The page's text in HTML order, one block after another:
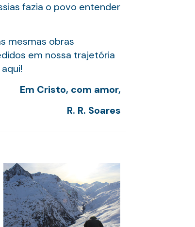
fazia o povo entender
mesmas obras
em nossa trajetória
Em Cristo, com amor,
R. R. Soares